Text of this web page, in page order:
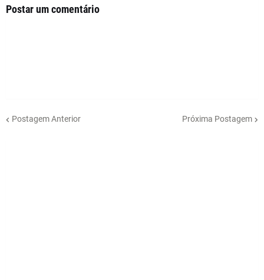
Postar um comentário
Postagem Anterior Próxima Postagem